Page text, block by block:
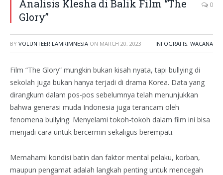
Analisis Klesha di Balik Film “The
Glory”
0
BY VOLUNTEER LAMRIMNESIA ON MARCH 20, 2023 INFOGRAFIS, WACANA
Film “The Glory” mungkin bukan kisah nyata, tapi bullying di
sekolah juga bukan hanya terjadi di drama Korea. Data yang
dirangkum dalam pos-pos sebelumnya telah menunjukkan
bahwa generasi muda Indonesia juga terancam oleh
fenomena bullying. Menyelami tokoh-tokoh dalam film ini bisa
menjadi cara untuk bercermin sekaligus berempati.
Memahami kondisi batin dan faktor mental pelaku, korban,
maupun pengamat adalah langkah penting untuk mencegah